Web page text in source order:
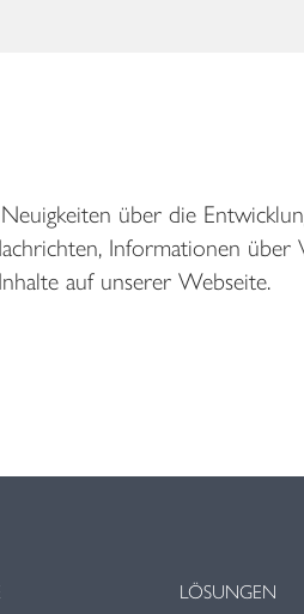
über die
Informationen über
auf unserer Webseite.
LÖSUNGEN